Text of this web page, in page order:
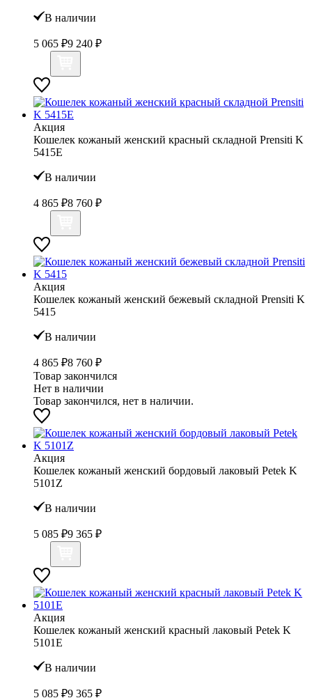
В наличии
5 065 ₽9 240 ₽
Акция
Кошелек кожаный женский красный складной Prensiti K
5415Е
В наличии
4 865 ₽8 760 ₽
Акция
Кошелек кожаный женский бежевый складной Prensiti K
5415
В наличии
4 865 ₽8 760 ₽
Товар закончился
Нет в наличии
Товар закончился, нет в наличии.
Акция
Кошелек кожаный женский бордовый лаковый Petek K
5101Z
В наличии
5 085 ₽9 365 ₽
Акция
Кошелек кожаный женский красный лаковый Petek K
5101Е
В наличии
5 085 ₽9 365 ₽